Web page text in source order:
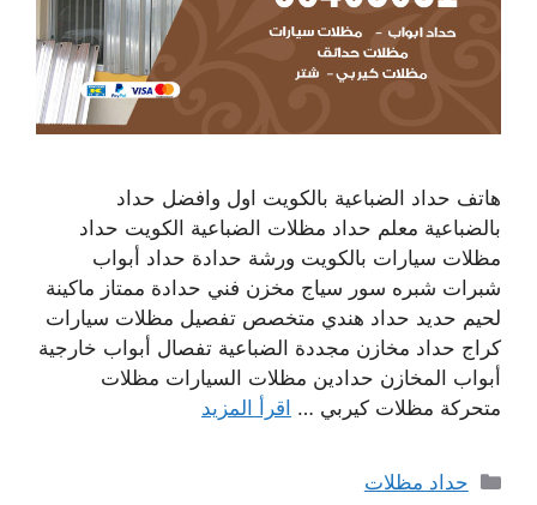
هاتف حداد الضباعية بالكويت اول وافضل حداد
بالضباعية معلم حداد مظلات الضباعية الكويت حداد
مظلات سيارات بالكويت ورشة حدادة حداد أبواب
شبرات شبره سور سياج مخزن فني حدادة ممتاز ماكينة
لحيم حديد حداد هندي متخصص تفصيل مظلات سيارات
كراج حداد مخازن مجددة الضباعية تفصال أبواب خارجية
أبواب المخازن حدادين مظلات السيارات مظلات
متحركة مظلات كيربي … اقرأ المزيد
التصنيفات
حداد مظلات